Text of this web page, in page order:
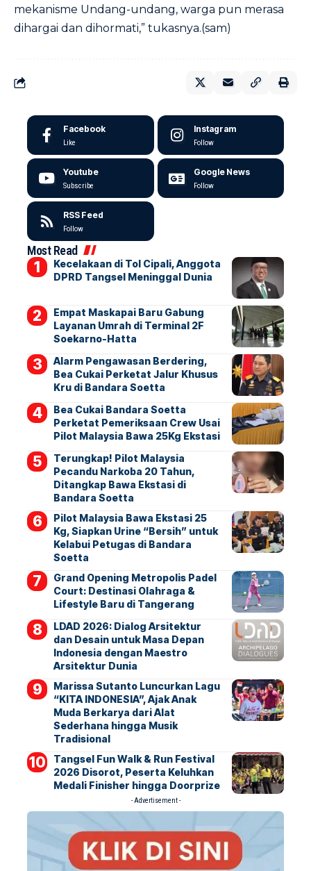
mekanisme Undang-undang, warga pun merasa
dihargai dan dihormati,” tukasnya.(sam)
Facebook
Like
Instagram
Follow
Youtube
Subscribe
Google News
Follow
RSS Feed
Follow
Most Read
Kecelakaan di Tol Cipali, Anggota
DPRD Tangsel Meninggal Dunia
Empat Maskapai Baru Gabung
Layanan Umrah di Terminal 2F
Soekarno-Hatta
Alarm Pengawasan Berdering,
Bea Cukai Perketat Jalur Khusus
Kru di Bandara Soetta
Bea Cukai Bandara Soetta
Perketat Pemeriksaan Crew Usai
Pilot Malaysia Bawa 25Kg Ekstasi
Terungkap! Pilot Malaysia
Pecandu Narkoba 20 Tahun,
Ditangkap Bawa Ekstasi di
Bandara Soetta
Pilot Malaysia Bawa Ekstasi 25
Kg, Siapkan Urine “Bersih” untuk
Kelabui Petugas di Bandara
Soetta
Grand Opening Metropolis Padel
Court: Destinasi Olahraga &
Lifestyle Baru di Tangerang
LDAD 2026: Dialog Arsitektur
dan Desain untuk Masa Depan
Indonesia dengan Maestro
Arsitektur Dunia
Marissa Sutanto Luncurkan Lagu
“KITA INDONESIA”, Ajak Anak
Muda Berkarya dari Alat
Sederhana hingga Musik
Tradisional
Tangsel Fun Walk & Run Festival
2026 Disorot, Peserta Keluhkan
Medali Finisher hingga Doorprize
- Advertisement -